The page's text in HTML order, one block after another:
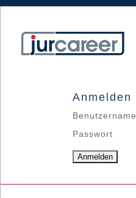
Anmelden
Benutzername
Passwort